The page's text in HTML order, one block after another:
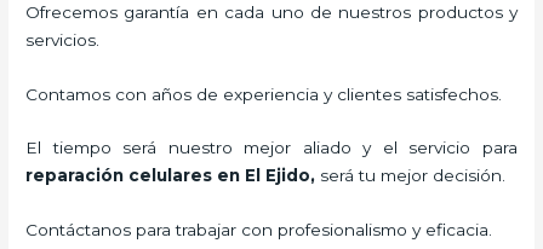
Ofrecemos garantía en cada uno de nuestros productos y
servicios.
Contamos con años de experiencia y clientes satisfechos.
El tiempo será nuestro mejor aliado y el servicio para
reparación celulares en El Ejido, será tu mejor decisión.
Contáctanos para trabajar con profesionalismo y eficacia.